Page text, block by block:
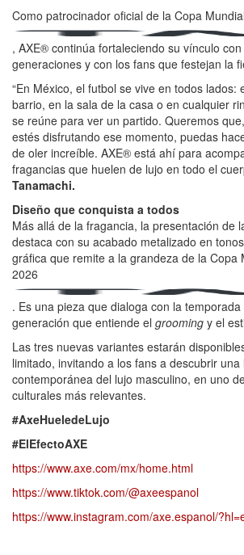
Como patrocinador oficial de la Copa
, AXE® continúa fortaleciendo su vínculo
generaciones y con los fans que festejan la
“En México, el futbol se vive en todos lados:
barrio, en la sala de la casa o en cualquier
se reúne para ver un partido. Queremos
estés disfrutando ese momento, puedas
de oler increíble. AXE® está ahí para
fragancias que huelen de lujo en todo el
Tanamachi.
Diseño que conquista a todos
Más allá de la fragancia, la presentación de
destaca con su acabado metalizado en
gráfica que remite a la grandeza de la Copa
2026
. Es una pieza que dialoga con la
generación que entiende el grooming y el
Las tres nuevas variantes estarán
limitado, invitando a los fans a descubrir
contemporánea del lujo masculino, en uno
culturales más relevantes.
#AxeHueledeLujo
#ElEfectoAXE
https://www.axe.com/mx/home.html
https://www.tiktok.com/@axeespanol
https://www.instagram.com/axe.espanol/